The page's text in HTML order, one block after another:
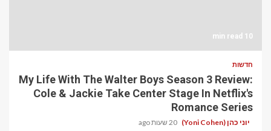
10 min read
חדשות
My Life With The Walter Boys Season 3 Review:
Cole & Jackie Take Center Stage In Netflix's
Romance Series
יוני כהן (Yoni Cohen) 20 שעות ago